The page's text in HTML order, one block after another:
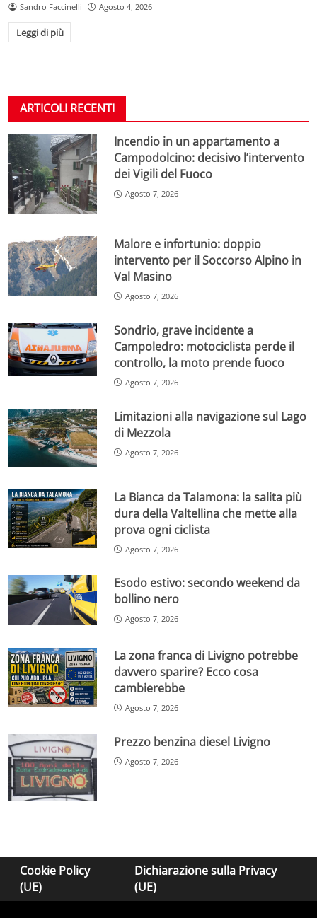
Sandro Faccinelli Agosto 4, 2026
Leggi di più
ARTICOLI RECENTI
Incendio in un appartamento a
Campodolcino: decisivo l’intervento
dei Vigili del Fuoco
Agosto 7, 2026
Malore e infortunio: doppio
intervento per il Soccorso Alpino in
Val Masino
Agosto 7, 2026
Sondrio, grave incidente a
Campoledro: motociclista perde il
controllo, la moto prende fuoco
Agosto 7, 2026
Limitazioni alla navigazione sul Lago
di Mezzola
Agosto 7, 2026
La Bianca da Talamona: la salita più
dura della Valtellina che mette alla
prova ogni ciclista
Agosto 7, 2026
Esodo estivo: secondo weekend da
bollino nero
Agosto 7, 2026
La zona franca di Livigno potrebbe
davvero sparire? Ecco cosa
cambierebbe
Agosto 7, 2026
Prezzo benzina diesel Livigno
Agosto 7, 2026
Cookie Policy
(UE)
Dichiarazione sulla Privacy
(UE)